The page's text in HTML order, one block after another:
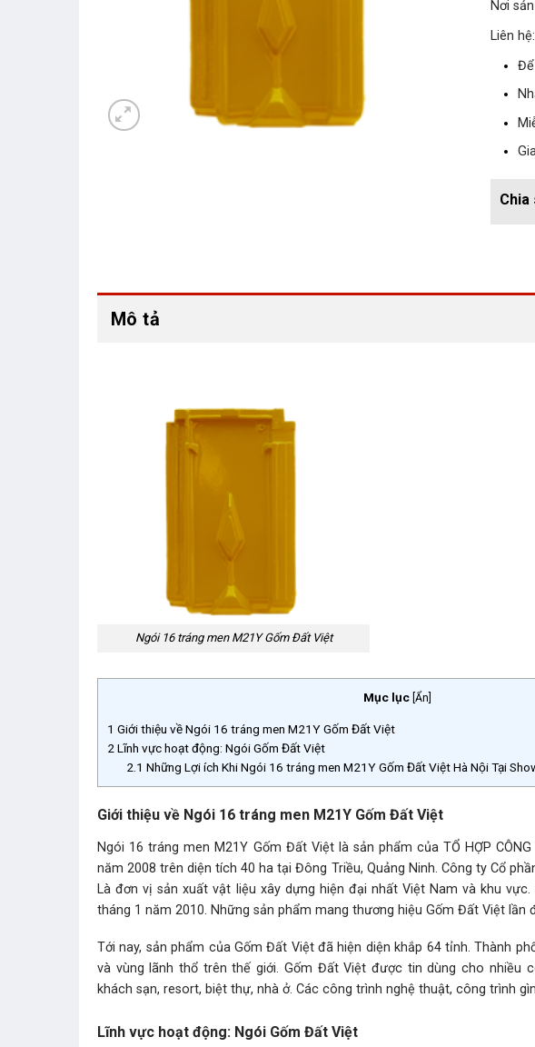
Nơi
Liên
Mô tả
Ngói 16 tráng men M21Y Gốm Đất Việt
Mục lục Ẩn
1 Giới thiệu về Ngói 16 tráng men M21Y Gốm Đất Việt
2 Lĩnh vực hoạt động: Ngói Gốm Đất Việt
2.1 Những Lợi ích Khi Ngói 16 tráng men M21Y Gốm Đất Việt Hà Nội Tại
Giới thiệu về Ngói 16 tráng men M21Y Gốm Đất Việt
Ngói 16 tráng men M21Y Gốm Đất Việt là sản phẩm của TỔ HỢP
năm 2008 trên diện tích 40 ha tại Đông Triều, Quảng Ninh. Công ty Cổ
Là đơn vị sản xuất vật liệu xây dựng hiện đại nhất Việt Nam và khu
tháng 1 năm 2010. Những sản phẩm mang thương hiệu Gốm Đất Việt
Tới nay, sản phẩm của Gốm Đất Việt đã hiện diện khắp 64 tỉnh. Thành
và vùng lãnh thổ trên thế giới. Gốm Đất Việt được tin dùng cho nhiều
khách sạn, resort, biệt thự, nhà ở. Các công trình nghệ thuật, công trình
Lĩnh vực hoạt động: Ngói Gốm Đất Việt